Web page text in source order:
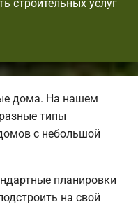
строительных услуг
дома. На нашем
типы
с небольшой
планировки
на свой